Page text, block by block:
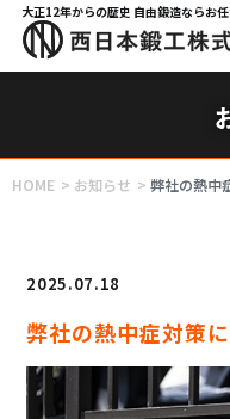
大正12年からの歴史 自由鍛造ならお
HOME お知らせ 弊社の熱中
2025.07.18
弊社の熱中症対策